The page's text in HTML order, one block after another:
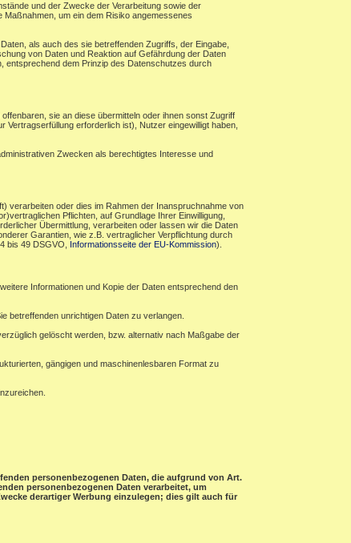
und der Zwecke der Verarbeitung sowie der
um ein dem Risiko angemessenes
als auch des sie betreffenden Zugriffs, der Eingabe,
von Daten und Reaktion auf Gefährdung der Daten
entsprechend dem Prinzip des Datenschutzes durch
sie an diese übermitteln oder ihnen sonst Zugriff
erforderlich ist), Nutzer eingewilligt haben,
Zwecken als berechtigtes Interesse und
verarbeiten oder dies im Rahmen der Inanspruchnahme von
Pflichten, auf Grundlage Ihrer Einwilligung,
Übermittlung, verarbeiten oder lassen wir die Daten
Garantien, wie z.B. vertraglicher Verpflichtung durch
bis 49 DSGVO, Informationsseite der EU-Kommission).
Informationen und Kopie der Daten entsprechend den
betreffenden unrichtigen Daten zu verlangen.
gelöscht werden, bzw. alternativ nach Maßgabe der
gängigen und maschinenlesbaren Format zu
personenbezogenen Daten, die aufgrund von Art.
personenbezogenen Daten verarbeitet, um
derartiger Werbung einzulegen; dies gilt auch für